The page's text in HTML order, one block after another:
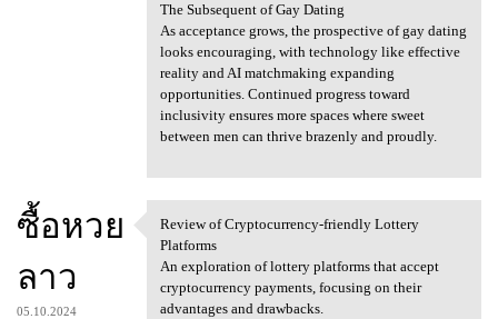
The Subsequent of Gay Dating
As acceptance grows, the prospective of gay dating
looks encouraging, with technology like effective
reality and AI matchmaking expanding
opportunities. Continued progress toward
inclusivity ensures more spaces where sweet
between men can thrive brazenly and proudly.
ซื้อหวย
ลาว
05.10.2024
Review of Cryptocurrency
Review of Cryptocurrency-friendly Lottery
Platforms
An exploration of lottery platforms that accept
cryptocurrency payments, focusing on their
advantages and drawbacks.